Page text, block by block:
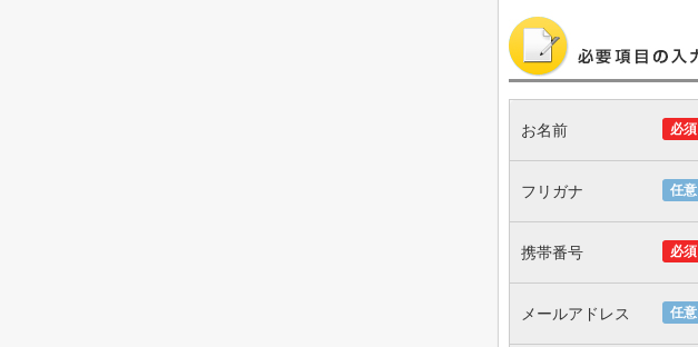
必須
お名前
任意
フリガナ
必須
携帯番号
任意
メールアドレス